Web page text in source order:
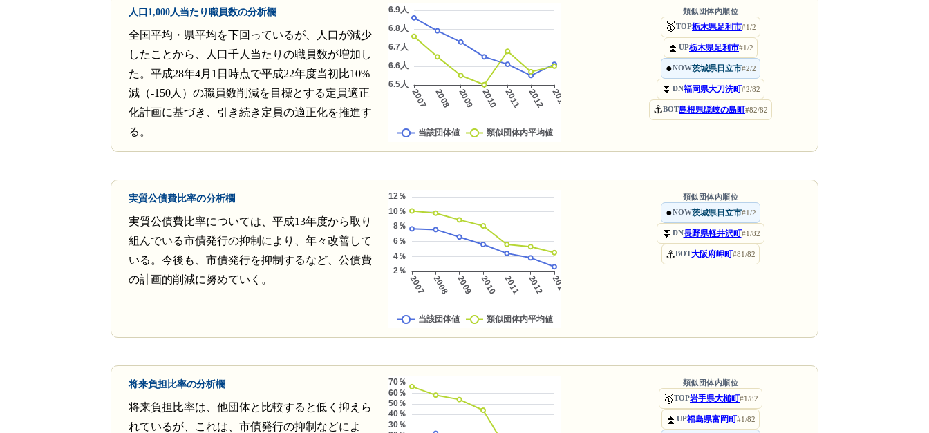
人口1,000人当たり職員数の分析欄
全国平均・県平均を下回っているが、人口が減少
したことから、人口千人当たりの職員数が増加し
た。平成28年4月1日時点で平成22年度当初比10%
減（-150人）の職員数削減を目標とする定員適正
化計画に基づき、引き続き定員の適正化を推進す
る。
類似団体内順位
🥇TOP栃木県足利市#1/2
⏫ UP栃木県足利市#1/2
●NOW茨城県日立市#2/2
⏬ DN福岡県大刀洗町#2/82
⚓BOT島根県隠岐の島町#82/82
実質公債費比率の分析欄
実質公債費比率については、平成13年度から取り
組んでいる市債発行の抑制により、年々改善して
いる。今後も、市債発行を抑制するなど、公債費
の計画的削減に努めていく。
類似団体内順位
●NOW茨城県日立市#1/2
⏬ DN長野県軽井沢町#1/82
⚓BOT大阪府岬町#81/82
将来負担比率の分析欄
将来負担比率は、他団体と比較すると低く抑えら
れているが、これは、市債発行の抑制などによ
類似団体内順位
🥇TOP岩手県大槌町#1/82
⏫ UP福島県富岡町#1/82